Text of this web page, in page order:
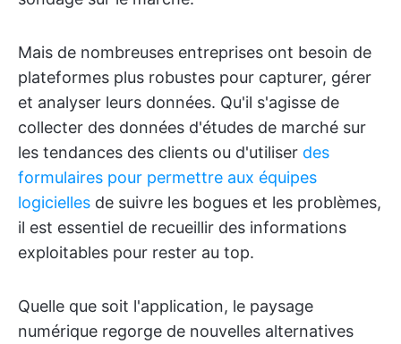
Mais de nombreuses entreprises ont besoin de
plateformes plus robustes pour capturer, gérer
et analyser leurs données. Qu'il s'agisse de
collecter des données d'études de marché sur
les tendances des clients ou d'utiliser des
formulaires pour permettre aux équipes
logicielles de suivre les bogues et les problèmes,
il est essentiel de recueillir des informations
exploitables pour rester au top.
Quelle que soit l'application, le paysage
numérique regorge de nouvelles alternatives